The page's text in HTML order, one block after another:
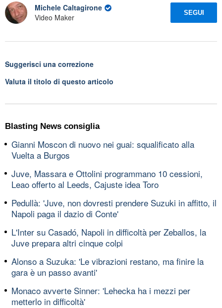
Michele Caltagirone
Video Maker
SEGUI
Suggerisci una correzione
Valuta il titolo di questo articolo
Blasting News consiglia
Gianni Moscon di nuovo nei guai: squalificato alla
Vuelta a Burgos
Juve, Massara e Ottolini programmano 10 cessioni,
Leao offerto al Leeds, Cajuste idea Toro
Pedullà: 'Juve, non dovresti prendere Suzuki in affitto, il
Napoli paga il dazio di Conte'
L'Inter su Casadó, Napoli in difficoltà per Zeballos, la
Juve prepara altri cinque colpi
Alonso a Suzuka: 'Le vibrazioni restano, ma finire la
gara è un passo avanti'
Monaco avverte Sinner: 'Lehecka ha i mezzi per
metterlo in difficoltà'